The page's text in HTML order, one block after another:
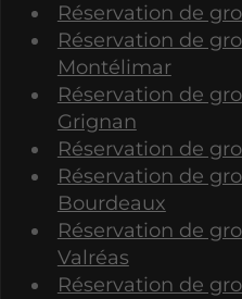
Réservation de
Réservation de
Montélimar
Réservation de
Grignan
Réservation de
Réservation de
Bourdeaux
Réservation de
Valréas
Réservation de